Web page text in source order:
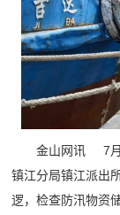
金山网讯 7月
镇江分局镇江派出
逻，检查防汛物资